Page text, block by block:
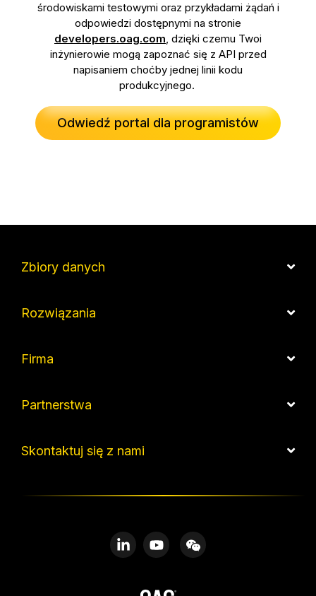
środowiskami testowymi oraz przykładami żądań i
odpowiedzi dostępnymi na stronie
developers.oag.com, dzięki czemu Twoi
inżynierowie mogą zapoznać się z API przed
napisaniem choćby jednej linii kodu
produkcyjnego.
Odwiedź portal dla programistów
Zbiory danych
Rozwiązania
Firma
Partnerstwa
Skontaktuj się z nami
LinkedinYouTubeWeChat